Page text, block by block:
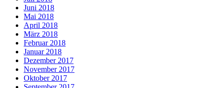
Juni 2018
Mai 2018
April 2018
März 2018
Februar 2018
Januar 2018
Dezember 2017
November 2017
Oktober 2017